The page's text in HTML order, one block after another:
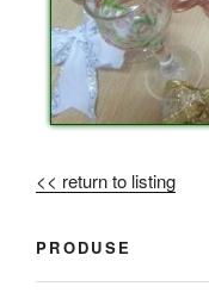
<< return to listing
PRODUSE